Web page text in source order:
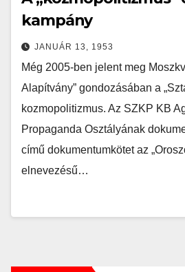
kampány
JANUÁR 13, 1953
Még 2005-ben jelent meg
Alapítvány” gondozásában a
kozmopolitizmus. Az SZKP KB
Propaganda Osztályának
című dokumentumkötet az
elnevezésű…